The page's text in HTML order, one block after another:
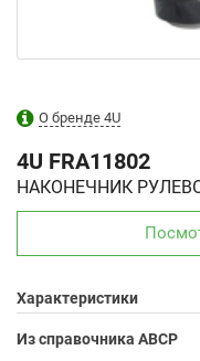
О бренде 4U
4U FRA11802
НАКОНЕЧНИК
Характеристики
Из справочника ABCP